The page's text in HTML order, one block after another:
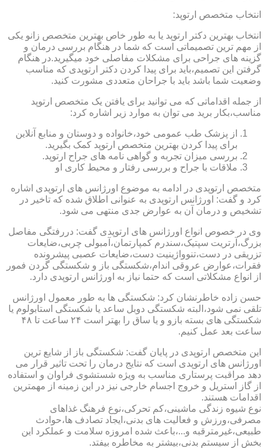
انتخاب متخصص ارتوپد:
انتخاب بهترین دکتر ارتوپد یا به طور خاص بهترین متخصص زانو یکی
از مهم ترین تصمیماتی است که شما در هنگام بررسی درمان و
گزینه های جراحی برای مشکلات مفاصلی خود میگیرید.در هنگام
گرفتن این تصمیم،باید برای پیدا کردن دکتر ارتوپدی که مناسب
وضعیت شما باشد باید با جراحان متعددی مشورت کنید.
از جمله اقداماتی که می توانید برای یافتن یک متخصص ارتوپد
مناسب،بکار برید می توان به موارد زیر اشاره کرد:
از پزشک طب عمومی خود،خانواده و دوستان و منابع آنلاین
برای پیدا کردن بهترین متخصص ارتوپد کمک بگیرید.
بررسی میزان تجربه و گواهی نامه های جراح ارتوپد.
ملاقات با جراح و بررسی رفتار و محیط کاری او
متخصص ارتوپدی در ادامه به موضوع اورژانس های ارتوپدی اشاره
کرد و گفت: اورژانس ارتوپدی به عنوانی اطلاق شده که تاخیر در
تشخیص و درمان آن به عوارض جدی منتهی می شود.
وی در خصوص انواع اورژانس های ارتوپدی گفت: دررفتگی مفاصل
بزرگ،آرتریت سپتیک،سندرم کمپارتمان،آمبولی چربی،ضایعات
تزریقی در دست،تنوواژینیت دست،ضایعات عصبی پیشرونده
فقرات،عوارض عروقی اندام،شکستگی باز و شکستگی گردن فمور
از انواع مشکلاتی است که حتما نیاز به اورژانس ارتوپدی دارد.
حسن زاده خاطرنشان کرد: شکستگی ها به طور معمول اورژانس
تلقی نمی شود،البته شکستگی دوبل ساعد یا شکستگی استابولوم یا
شکستگی های بسته بازو و یا ساق را بهتر است ۲۴ ساعت تا ۴۸
ساعت بعد عمل کنیم.
این متخصص ارتوپدی در پایان گفت: شکستگی باز از شایع ترین
اورژانس های ارتوپدی است که نتایج درمان را تحت تاثیر قرار می
دهد مراقبت پرستاری مناسب به ویژه شستشوی فراوان و استفاده
از گاز استریل و خروج اجسام خارجی نیز در این زمینه از مهمترین
اقدامات هستند.
نوع شیوه زندگی ماشینی،کم تحرکی،نوع فرهنگ غذاهای
مصرفی،ورزش و فعالیت های بدنی،ایجاد تصادف ها،حوادث
طبیعی،غیرمترقبه و...،باعث شده امروزه سلامت و عملکرد این
بخش از سیستم بدنی،بیشتر به مخاطره بیفتد.